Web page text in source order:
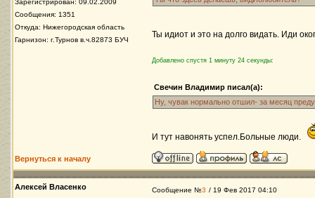
Зарегистрирован: 09.02.2009
Сообщения: 1351
Откуда: Нижегородская область
Гарнизон: г.Турнов в.ч.82873 БУЧ
Ты идиот и это на долго видать. Иди
Добавлено спустя 1 минуту 24 секунды:
Свечин Владимир писал(а):
Ну, чувак нормально отшил- за месяц
И тут навонять успел.Больные люди.
Вернуться к началу
Алексей Власенко Сообщение №3 / 19 Фев 2017 04:10